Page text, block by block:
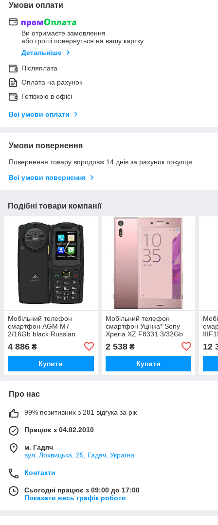
Умови оплати
Ви отримаєте замовлення
або гроші повернуться на вашу картку
Детальніше
Післяплата
Оплата на рахунок
Готівкою в офісі
Всі умови оплати
Умови повернення
Повернення товару впродовж 14 днів за рахунок покупця
Всі умови повернення
Подібні товари компанії
Мобільний телефон
смартфон AGM M7
2/16Gb black Russian
2,4'', 2 SIM, 2500 мАг
4 886 ₴
Купити
Мобільний телефон
смартфон Уцінка* Sony
Xperia XZ F8331 3/32Gb
pink REF *Дефект дисплея
- екран 5,2'', 1 SIM, 2900
мАг
2 538₴
Купити
12
Про нас
99% позитивних з 281 відгука за рік
Працює з 04.02.2010
м. Гадяч
вул. Лохвицька, 25, Гадяч, Україна
Контакти
Сьогодні працює з 09:00 до 17:00
Показати весь графік роботи